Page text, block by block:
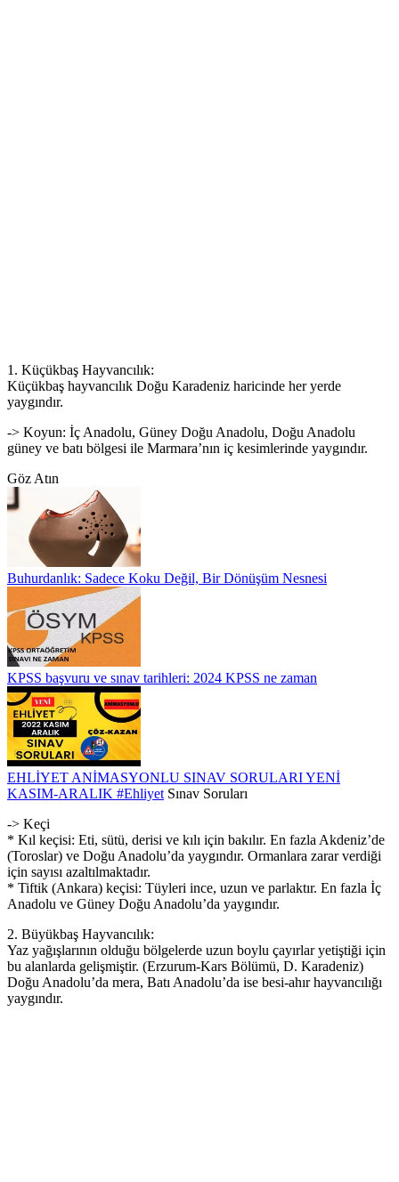
1. Küçükbaş Hayvancılık:
Küçükbaş hayvancılık Doğu Karadeniz haricinde her yerde
yaygındır.
-> Koyun: İç Anadolu, Güney Doğu Anadolu, Doğu Anadolu
güney ve batı bölgesi ile Marmara’nın iç kesimlerinde yaygındır.
Göz Atın
Buhurdanlık: Sadece Koku Değil, Bir Dönüşüm Nesnesi
KPSS başvuru ve sınav tarihleri: 2024 KPSS ne zaman
EHLİYET ANİMASYONLU SINAV SORULARI YENİ
KASIM-ARALIK #Ehliyet Sınav Soruları
-> Keçi
* Kıl keçisi: Eti, sütü, derisi ve kılı için bakılır. En fazla Akdeniz’de
(Toroslar) ve Doğu Anadolu’da yaygındır. Ormanlara zarar verdiği
için sayısı azaltılmaktadır.
* Tiftik (Ankara) keçisi: Tüyleri ince, uzun ve parlaktır. En fazla İç
Anadolu ve Güney Doğu Anadolu’da yaygındır.
2. Büyükbaş Hayvancılık:
Yaz yağışlarının olduğu bölgelerde uzun boylu çayırlar yetiştiği için
bu alanlarda gelişmiştir. (Erzurum-Kars Bölümü, D. Karadeniz)
Doğu Anadolu’da mera, Batı Anadolu’da ise besi-ahır hayvancılığı
yaygındır.